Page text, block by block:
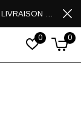
0 0
50% sur les soldes avec le code promo ÉTÉ50 // LIVRAISON GRATUITE POUR LES ACHATS DE 250$ ET PLUS